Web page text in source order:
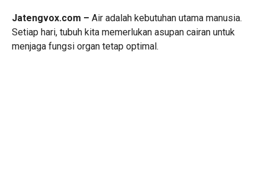
Jatengvox.com – Air adalah kebutuhan utama manusia.
Setiap hari, tubuh kita memerlukan asupan cairan untuk
menjaga fungsi organ tetap optimal.